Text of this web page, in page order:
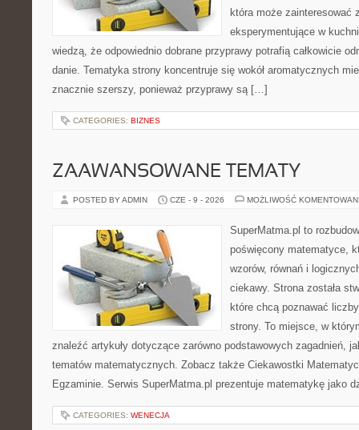
która może zainteresować
eksperymentujące w
wiedzą, że odpowiednio dobrane przyprawy potrafią całkowicie
danie. Tematyka strony koncentruje się wokół aromatycznych
znacznie szerszy, ponieważ przyprawy są […]
CATEGORIES: BIZNES
ZAAWANSOWANE TEMATY
POSTED BY ADMIN CZE - 9 - 2026 MOŻLIWOŚĆ
SuperMatma.pl to
poświęcony matematyce,
wzorów, równań i
ciekawy. Strona została
które chcą poznawać
strony. To miejsce, w
znaleźć artykuły dotyczące zarówno podstawowych zagadnień,
tematów matematycznych. Zobacz także Ciekawostki
Egzaminie. Serwis SuperMatma.pl prezentuje matematykę jako
CATEGORIES: WENECJA